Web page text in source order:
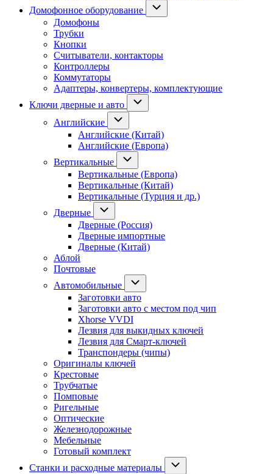
Домофонное оборудование
Домофоны
Трубки
Кнопки
Считыватели, контакторы
Контроллеры
Коммутаторы
Адаптеры, конвертеры, комплектующие
Ключи дверные и авто
Английские
Английские (Китай)
Английские (Европа)
Вертикальные
Вертикальные (Европа)
Вертикальные (Китай)
Вертикальные (Турция и др.)
Дверные
Дверные (Россия)
Дверные импортные
Дверные (Китай)
Аблой
Почтовые
Автомобильные
Заготовки авто
Заготовки авто с местом под чип
Xhorse VVDI
Лезвия для выкидных ключей
Лезвия для Смарт-ключей
Транспондеры (чипы)
Оригиналы ключей
Крестовые
Трубчатые
Помповые
Ригельные
Оптические
Железнодорожные
Мебельные
Готовый комплект
Станки и расходные материалы